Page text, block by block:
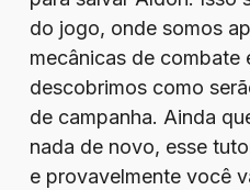
do jogo, onde somos
mecânicas de combate
descobrimos como
de campanha. Ainda
nada de novo, esse
e provavelmente você